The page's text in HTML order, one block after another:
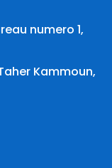
numero 1,
Kammoun,